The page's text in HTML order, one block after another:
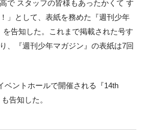
で スタッフの皆様もあったかくて す
」として、表紙を務めた『週刊少年
を告知した。これまで掲載された号す
、『週刊少年マガジン』の表紙は7回
ベントホールで開催される『14th
告知した。